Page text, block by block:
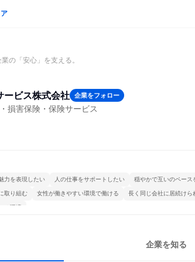
の「安心」を支える。
ービス株式会社 企業をフォロー
損害保険・保険サービス
力を表現したい 人の仕事をサポートしたい 穏やかで互いのペース
取り組む 女性が働きやすい環境で働ける 長く同じ会社に居続けら
る環境
企業を知る